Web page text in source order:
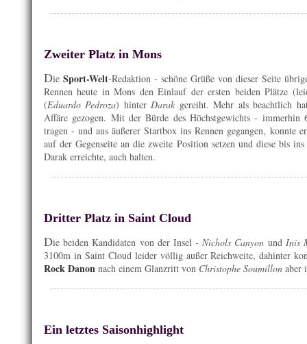
Zweiter Platz in Mons
DieSport-Welt-Redaktion - schöne Grüße von dieser Seite
Rennen heute in Mons den Einlauf der ersten beiden Plätze
(Eduardo Pedroza) hinterDarak gereiht. Mehr als beachtlich
Affäre gezogen. Mit der Bürde des Höchstgewichts - immerhin
tragen - und aus äußerer Startbox ins Rennen gegangen, konnte
auf der Gegenseite an die zweite Position setzen und diese bis
Darak erreichte, auch halten.
Dritter Platz in Saint Cloud
Die beiden Kandidaten von der Insel -Nichols Canyon und Inis
3100m in Saint Cloud leider völlig außer Reichweite, dahinter
Rock Danon nach einem Glanzritt von Christophe Soumillon aber
Ein letztes Saisonhighlight